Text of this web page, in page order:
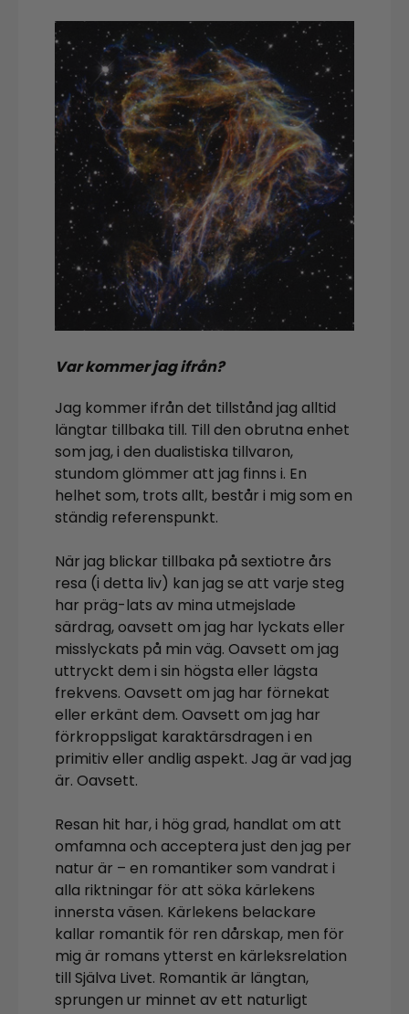
Var kommer jag ifrån?
Jag kommer ifrån det tillstånd jag alltid
längtar tillbaka till. Till den obrutna enhet
som jag, i den dualistiska tillvaron,
stundom glömmer att jag finns i. En
helhet som, trots allt, består i mig som en
ständig referenspunkt.
När jag blickar tillbaka på sextiotre års
resa (i detta liv) kan jag se att varje steg
har präg-lats av mina utmejslade
särdrag, oavsett om jag har lyckats eller
misslyckats på min väg. Oavsett om jag
uttryckt dem i sin högsta eller lägsta
frekvens. Oavsett om jag har förnekat
eller erkänt dem. Oavsett om jag har
förkroppsligat karaktärsdragen i en
primitiv eller andlig aspekt. Jag är vad jag
är. Oavsett.
Resan hit har, i hög grad, handlat om att
omfamna och acceptera just den jag per
natur är – en romantiker som vandrat i
alla riktningar för att söka kärlekens
innersta väsen. Kärlekens belackare
kallar romantik för ren dårskap, men för
mig är romans ytterst en kärleksrelation
till Själva Livet. Romantik är längtan,
sprungen ur minnet av ett naturligt